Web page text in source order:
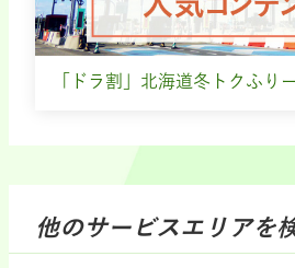
「ドラ割」北海道冬トクふり
他のサービスエリアを